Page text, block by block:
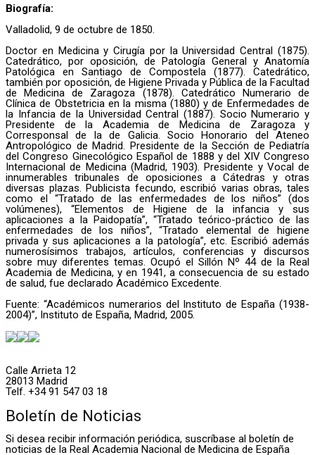
Biografía:
Valladolid, 9 de octubre de 1850.
Doctor en Medicina y Cirugía por la Universidad Central (1875).
Catedrático, por oposición, de Patología General y Anatomía
Patológica en Santiago de Compostela (1877). Catedrático,
también por oposición, de Higiene Privada y Pública de la Facultad
de Medicina de Zaragoza (1878). Catedrático Numerario de
Clínica de Obstetricia en la misma (1880) y de Enfermedades de
la Infancia de la Universidad Central (1887). Socio Numerario y
Presidente de la Academia de Medicina de Zaragoza y
Corresponsal de la de Galicia. Socio Honorario del Ateneo
Antropológico de Madrid. Presidente de la Sección de Pediatría
del Congreso Ginecológico Español de 1888 y del XIV Congreso
Internacional de Medicina (Madrid, 1903). Presidente y Vocal de
innumerables tribunales de oposiciones a Cátedras y otras
diversas plazas. Publicista fecundo, escribió varias obras, tales
como el “Tratado de las enfermedades de los niños” (dos
volúmenes), “Elementos de Higiene de la infancia y sus
aplicaciones a la Paidopatía”, “Tratado teórico-práctico de las
enfermedades de los niños”, “Tratado elemental de higiene
privada y sus aplicaciones a la patología”, etc. Escribió además
numerosísimos trabajos, artículos, conferencias y discursos
sobre muy diferentes temas. Ocupó el Sillón Nº 44 de la Real
Academia de Medicina, y en 1941, a consecuencia de su estado
de salud, fue declarado Académico Excedente.
Fuente: “Académicos numerarios del Instituto de España (1938-
2004)”, Instituto de España, Madrid, 2005.
Calle Arrieta 12
28013 Madrid
Telf. +34 91 547 03 18
Boletín de Noticias
Si desea recibir información periódica, suscríbase al boletín de
noticias de la Real Academia Nacional de Medicina de España